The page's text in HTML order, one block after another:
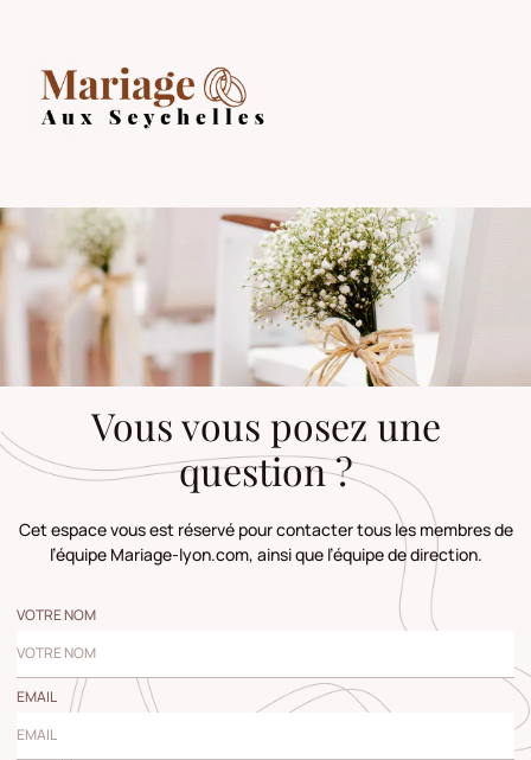
Vous vous posez une
question ?
Cet espace vous est réservé pour contacter tous les membres de
l’équipe Mariage-lyon.com, ainsi que l’équipe de direction.
VOTRE NOM
EMAIL